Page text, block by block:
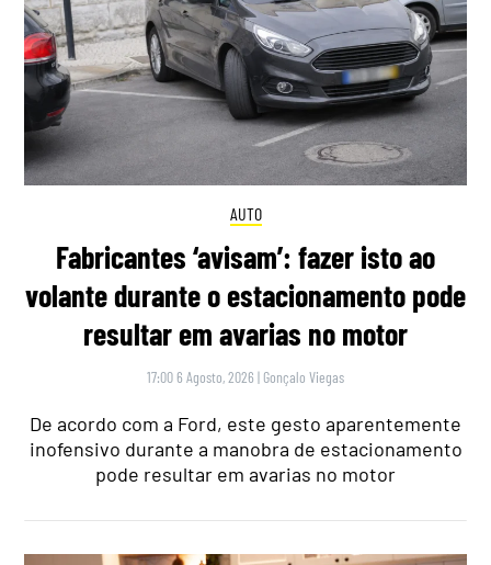
AUTO
Fabricantes ‘avisam’: fazer isto ao
volante durante o estacionamento pode
resultar em avarias no motor
17:00 6 Agosto, 2026 | Gonçalo Viegas
De acordo com a Ford, este gesto aparentemente
inofensivo durante a manobra de estacionamento
pode resultar em avarias no motor